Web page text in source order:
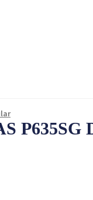
P635SG